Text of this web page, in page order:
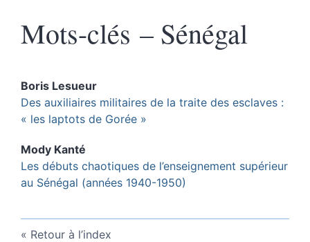
Mots-clés – Sénégal
Boris Lesueur
Des auxiliaires militaires de la traite des esclaves :
« les laptots de Gorée »
Mody Kanté
Les débuts chaotiques de l’enseignement supérieur
au Sénégal (années 1940-1950)
Retour à l’index